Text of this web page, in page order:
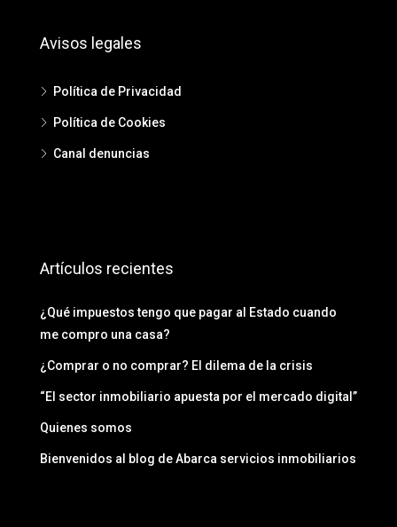
Avisos legales
Política de Privacidad
Política de Cookies
Canal denuncias
Artículos recientes
¿Qué impuestos tengo que pagar al Estado cuando
me compro una casa?
¿Comprar o no comprar? El dilema de la crisis
“El sector inmobiliario apuesta por el mercado digital”
Quienes somos
Bienvenidos al blog de Abarca servicios inmobiliarios